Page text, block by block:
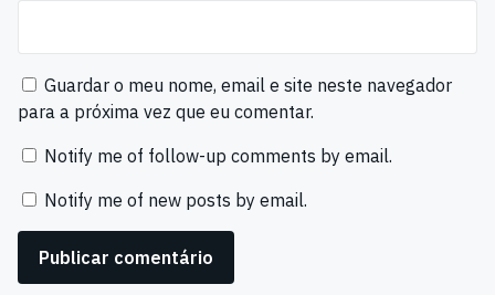
Guardar o meu nome, email e site neste navegador
para a próxima vez que eu comentar.
Notify me of follow-up comments by email.
Notify me of new posts by email.